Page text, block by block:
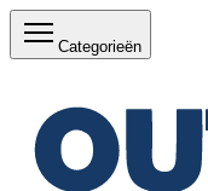
Categorieën